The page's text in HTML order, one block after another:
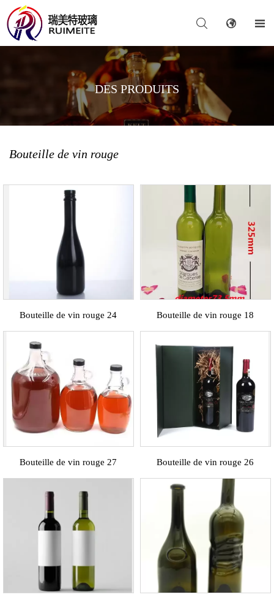
  
DES PRODUITS
Bouteille de vin rouge
Bouteille de vin rouge 24 Bouteille de vin rouge 18
Bouteille de vin rouge 27 Bouteille de vin rouge 26